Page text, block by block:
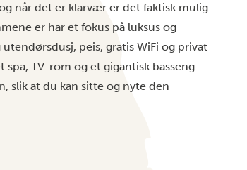
når det er klarvær er det faktisk mulig
er har et fokus på luksus og
peis, gratis WiFi og privat
TV-rom og et gigantisk basseng.
slik at du kan sitte og nyte den